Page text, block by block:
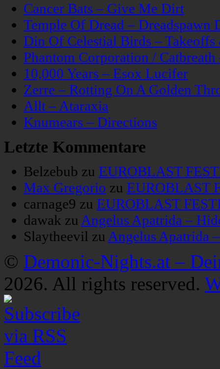
Cancer Bats – Give Me Dirt
Temple Of Dread – Dreadspawn
Din Of Celestial Birds –
Phantom Corporation /
10,000 Years – Esox Lucifer
Zerre – Rotting On A Golden
Allt – Ataraxia
Knumears – Directions
Letzte Kommentare
Belzebub zu EUROBLAST
Max Gregorio zu EUROBLAST
carnage9 zu EUROBLAST
dawak zu Angelus Apatrida –
Slaytheevil zu Angelus Apatrida
© Demonic-Nights.at –
2026. All rights reserved.